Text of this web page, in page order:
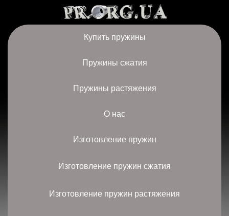
Купить пружины
Пружины сжатия
Пружины растяжения
О нас
Изготовление пружин
Изготовление пружин сжатия
Изготовление пружин растяжения